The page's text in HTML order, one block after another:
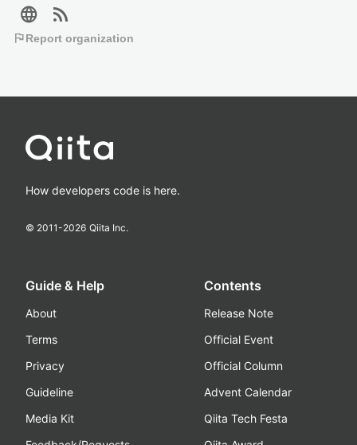
language rss_feed
flagReport organization
How developers code is here.
© 2011-2026 Qiita Inc.
Guide & Help
About
Terms
Privacy
Guideline
Media Kit
Contents
Release Note
Official Event
Official Column
Advent Calendar
Qiita Tech Festa